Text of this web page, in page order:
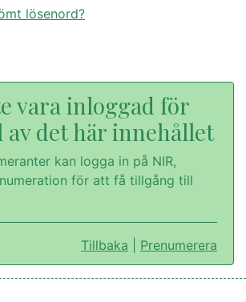
lösenord?
vara inloggad för
av det här innehållet
kan logga in på NIR,
för att få tillgång till
Tillbaka Prenumerera